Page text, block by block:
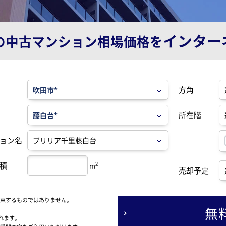
中古マンション相場価格をインタ
ン名
m2
方角
所在階
売却予定
無
するものではありません。
す。